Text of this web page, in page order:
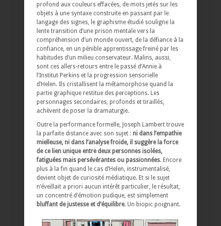
profond aux couleurs effacées, de mots jetés sur les
objets à une syntaxe construite en passant par le
langage des signes, le graphisme étudié souligne la
lente transition d’une prison mentale vers la
compréhension d’un monde ouvert, de la défiance à la
confiance, en un pénible apprentissage freiné par les
habitudes d’un milieu conservateur. Malins, aussi,
sont ces allers-retours entre le passé d’Annie à
l’Institut Perkins et la progression sensorielle
d’Helen. Ils cristallisent la métamorphose quand la
partie graphique restitue des perceptions. Les
personnages secondaires, profonds et tiraillés,
achèvent de poser la dramaturgie.
Outre la performance formelle, Joseph Lambert trouve
la parfaite distance avec son sujet : ni dans l’empathie
mielleuse, ni dans l’analyse froide, il suggère la force
de ce lien unique entre deux personnes isolées,
fatiguées mais persévérantes ou passionnées. Encore
plus à la fin quand le cas d’Helen, instrumentalisé,
devient objet de curiosité médiatique. Et si le sujet
n’éveillait a priori aucun intérêt particulier, le résultat,
un concentré d’émotion pudique, est simplement
bluffant de justesse et d’équilibre. Un biopic poignant.